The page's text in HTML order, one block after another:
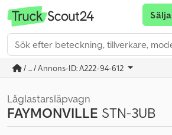
Sälja
/ ... / Annons-ID: A222-94-612
Låglastarsläpvagn
FAYMONVILLE STN-3UB